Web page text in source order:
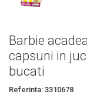
Barbie
capsuni in
bucati
Referinta: 3310678